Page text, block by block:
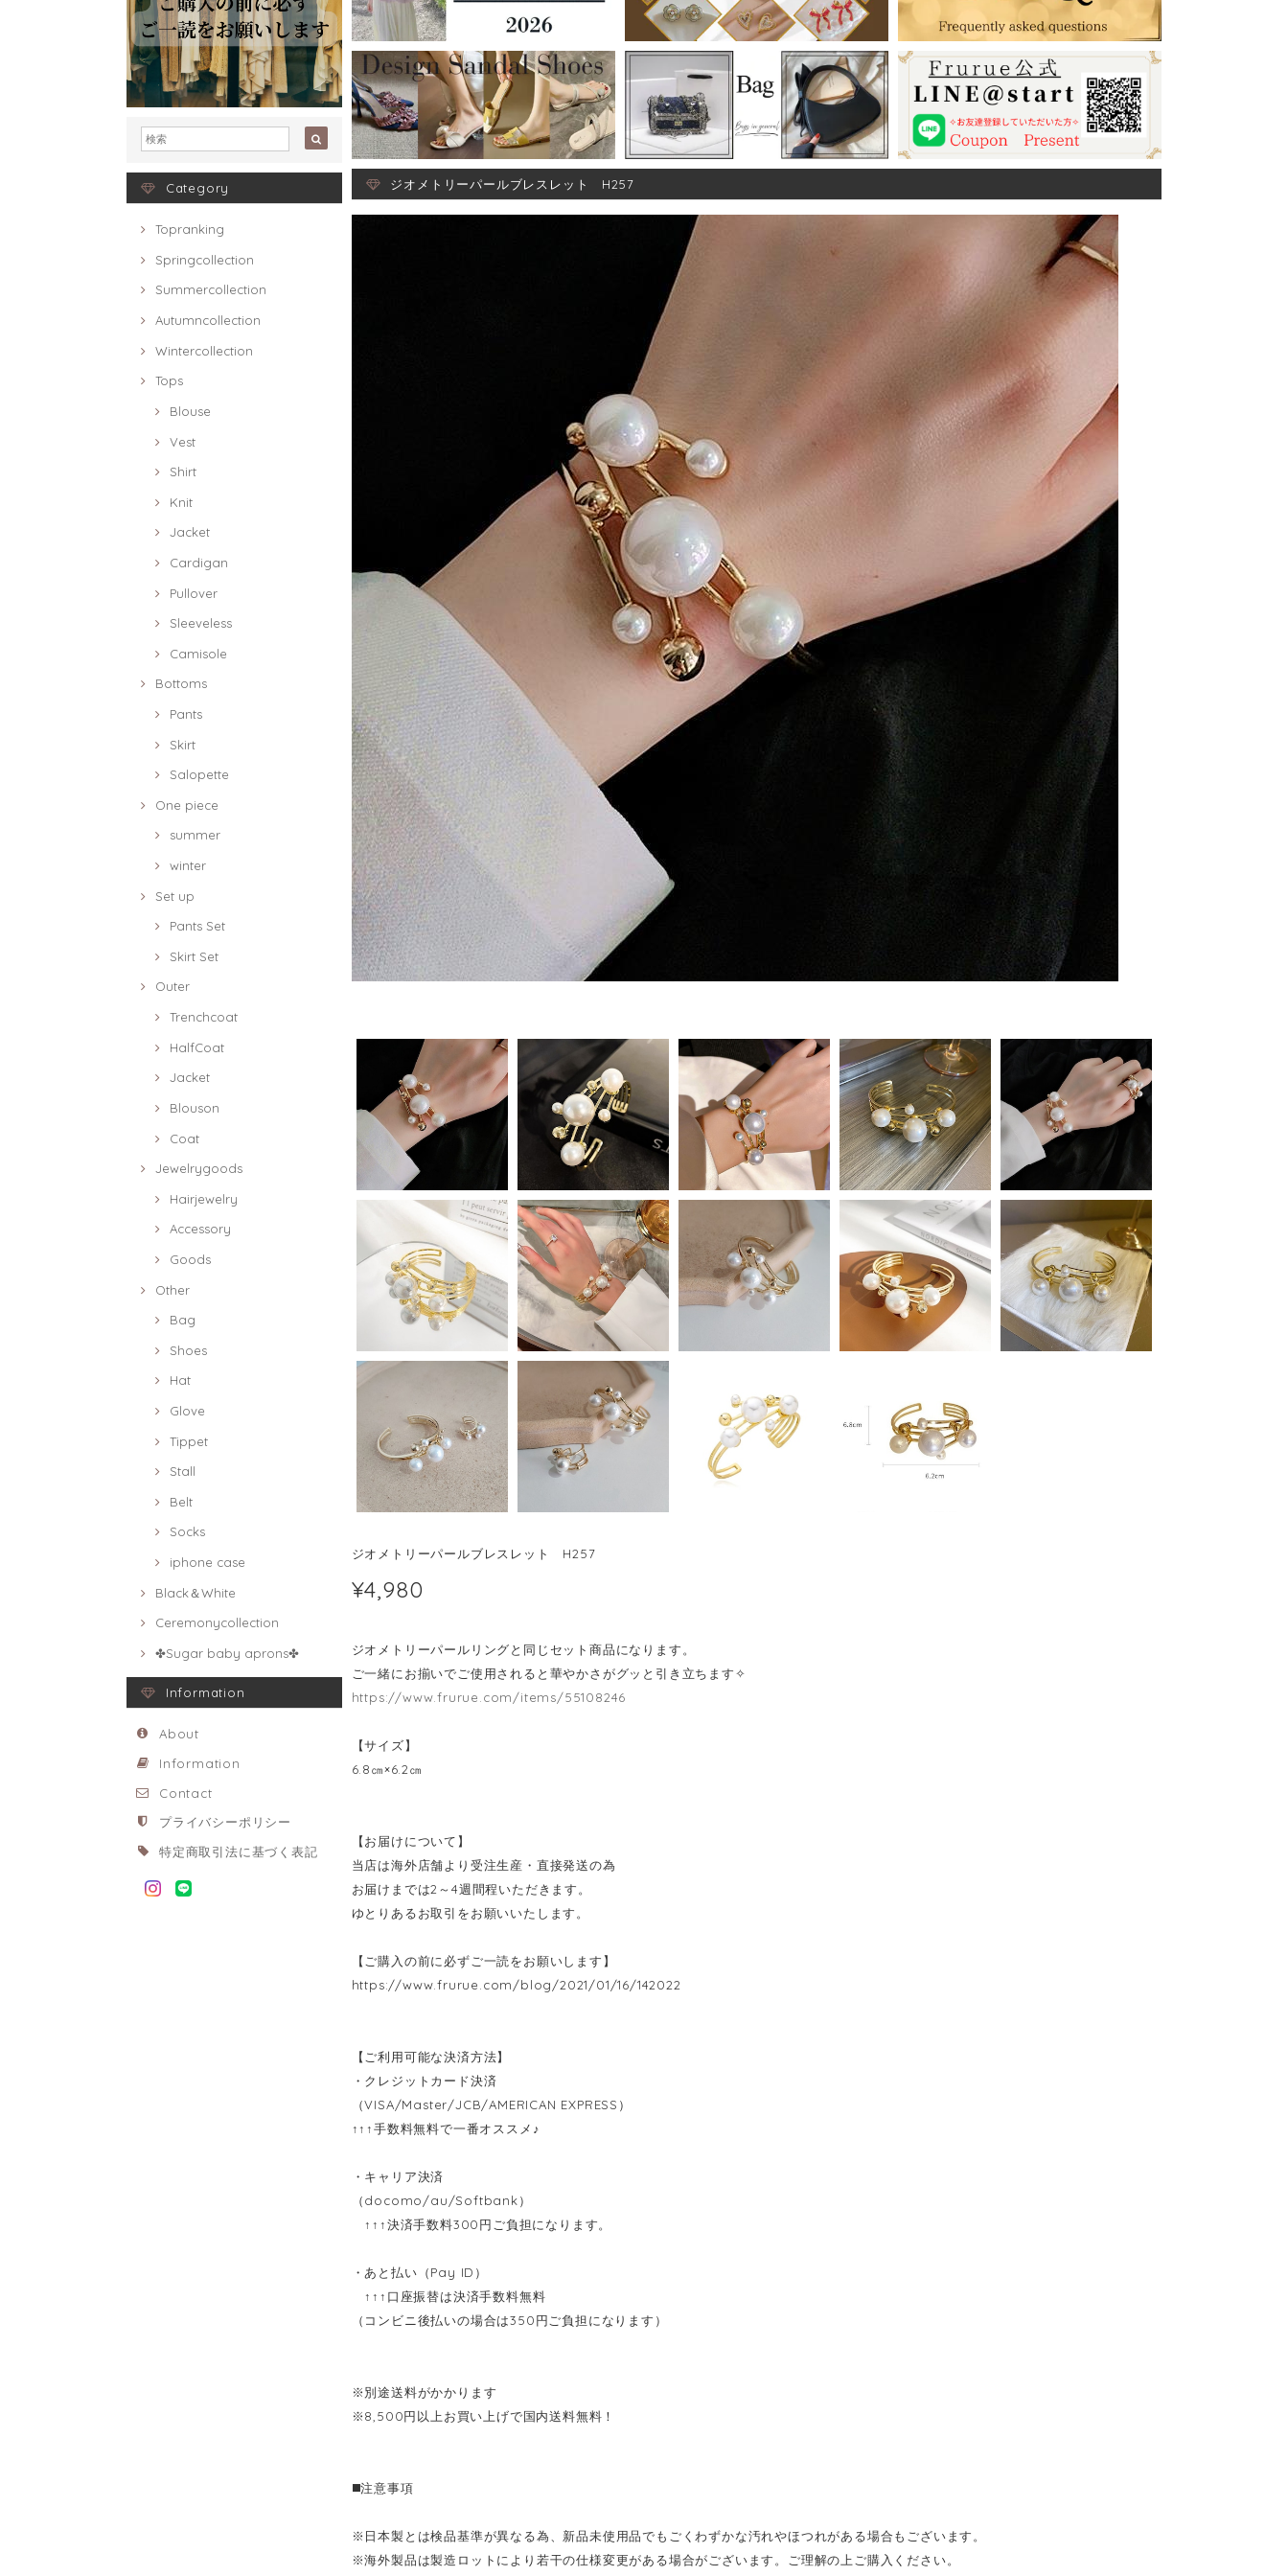
Category
Topranking
Springcollection
Summercollection
Autumncollection
Wintercollection
Tops
Blouse
Vest
Shirt
Knit
Jacket
Cardigan
Pullover
Sleeveless
Camisole
Bottoms
Pants
Skirt
Salopette
One piece
summer
winter
Set up
Pants Set
Skirt Set
Outer
Trenchcoat
HalfCoat
Jacket
Blouson
Coat
Jewelrygoods
Hairjewelry
Accessory
Goods
Other
Bag
Shoes
Hat
Glove
Tippet
Stall
Belt
Socks
iphone case
Black＆White
Ceremonycollection
✤Sugar baby aprons✤
Information
About
Information
Contact
プライバシーポリシー
特定商取引法に基づく表記
ジオメトリーパールブレスレット H257
ジオメトリーパールブレスレット H257
¥4,980
ジオメトリーパールリングと同じセット商品になります。
ご一緒にお揃いでご使用されると華やかさがグッと引き立ちます✧
https://www.frurue.com/items/55108246
【サイズ】
6.8㎝×6.2㎝
【お届けについて】
当店は海外店舗より受注生産・直接発送の為
お届けまでは2～4週間程いただきます。
ゆとりあるお取引をお願いいたします。
【ご購入の前に必ずご一読をお願いします】
https://www.frurue.com/blog/2021/01/16/142022
【ご利用可能な決済方法】
・クレジットカード決済
（VISA/Master/JCB/AMERICAN EXPRESS）
↑↑↑手数料無料で一番オススメ♪
・キャリア決済
（docomo/au/Softbank）
↑↑↑決済手数料300円ご負担になります。
・あと払い（Pay ID）
↑↑↑口座振替は決済手数料無料
（コンビニ後払いの場合は350円ご負担になります）
※別途送料がかかります
※8,500円以上お買い上げで国内送料無料！
◼️注意事項
※日本製とは検品基準が異なる為、新品未使用品でもごくわずかな汚れやほつれがある場合もございます。
※海外製品は製造ロットにより若干の仕様変更がある場合がございます。ご理解の上ご購入ください。